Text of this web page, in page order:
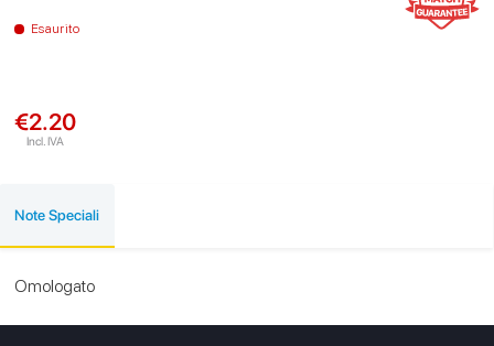
Esaurito
€2.20
Incl. IVA
Note Speciali
Omologato